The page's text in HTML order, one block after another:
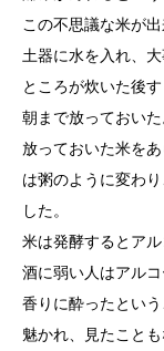
この不思議な米が
土器に水を入れ、大
ところが炊いた後
朝まで放っておいた
放っておいた米を
は粥のように変わ
した。
米は発酵するとアル
酒に弱い人はアルコ
香りに酔ったとい
魅かれ、見たこと